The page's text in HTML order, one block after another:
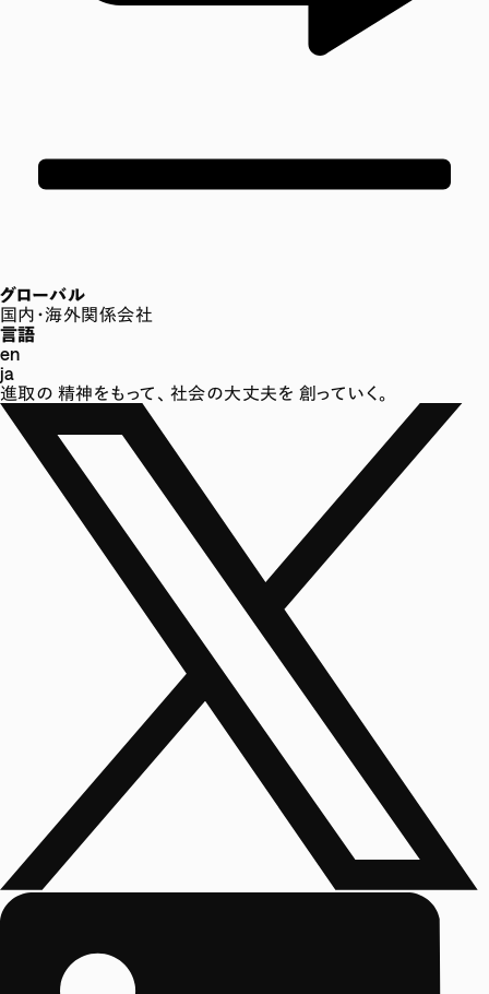
グローバル
国内・海外関係会社
言語
en
ja
進取の 精神をもって、 社会の大丈夫を 創っていく。